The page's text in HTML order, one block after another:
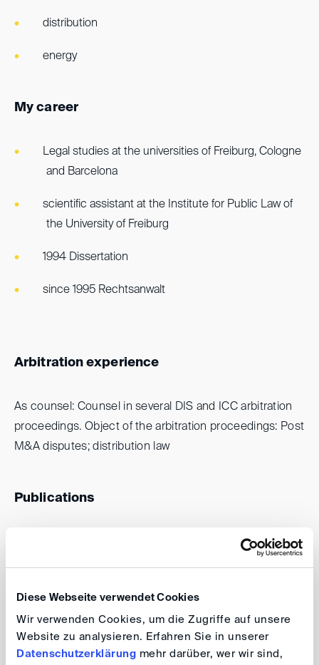
Diese Webseite verwendet Cookies
Wir verwenden Cookies, um die Zugriffe auf unsere
Website zu analysieren. Erfahren Sie in unserer
Datenschutzerklärung mehr darüber, wer wir sind,
distribution
energy
My career
Legal studies at the universities of Freiburg, Cologne
and Barcelona
scientific assistant at the Institute for Public Law of
the University of Freiburg
1994 Dissertation
since 1995 Rechtsanwalt
Arbitration experience
As counsel: Counsel in several DIS and ICC arbitration
proceedings. Object of the arbitration proceedings: Post
M&A disputes; distribution law
Publications
Betriebs-Berater 1996, p. 2260
„Die Dispositionsbefugnis des Unternehmers
(Herstellers) im Rahmen vertikaler